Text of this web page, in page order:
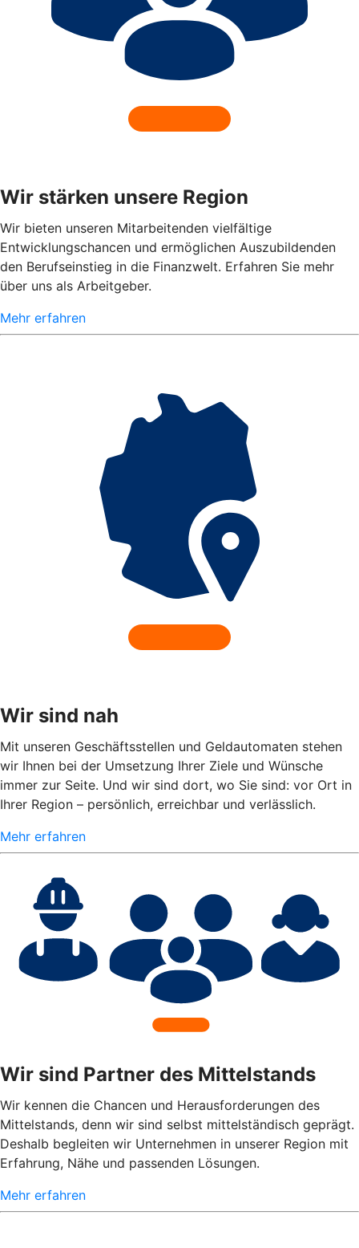
Wir stärken unsere Region
Wir bieten unseren Mitarbeitenden vielfältige
Entwicklungschancen und ermöglichen Auszubildenden
den Berufseinstieg in die Finanzwelt. Erfahren Sie mehr
über uns als Arbeitgeber.
Mehr erfahren
Wir sind nah
Mit unseren Geschäftsstellen und Geldautomaten stehen
wir Ihnen bei der Umsetzung Ihrer Ziele und Wünsche
immer zur Seite. Und wir sind dort, wo Sie sind: vor Ort in
Ihrer Region – persönlich, erreichbar und verlässlich.
Mehr erfahren
Wir sind Partner des Mittelstands
Wir kennen die Chancen und Herausforderungen des
Mittelstands, denn wir sind selbst mittelständisch geprägt.
Deshalb begleiten wir Unternehmen in unserer Region mit
Erfahrung, Nähe und passenden Lösungen.
Mehr erfahren